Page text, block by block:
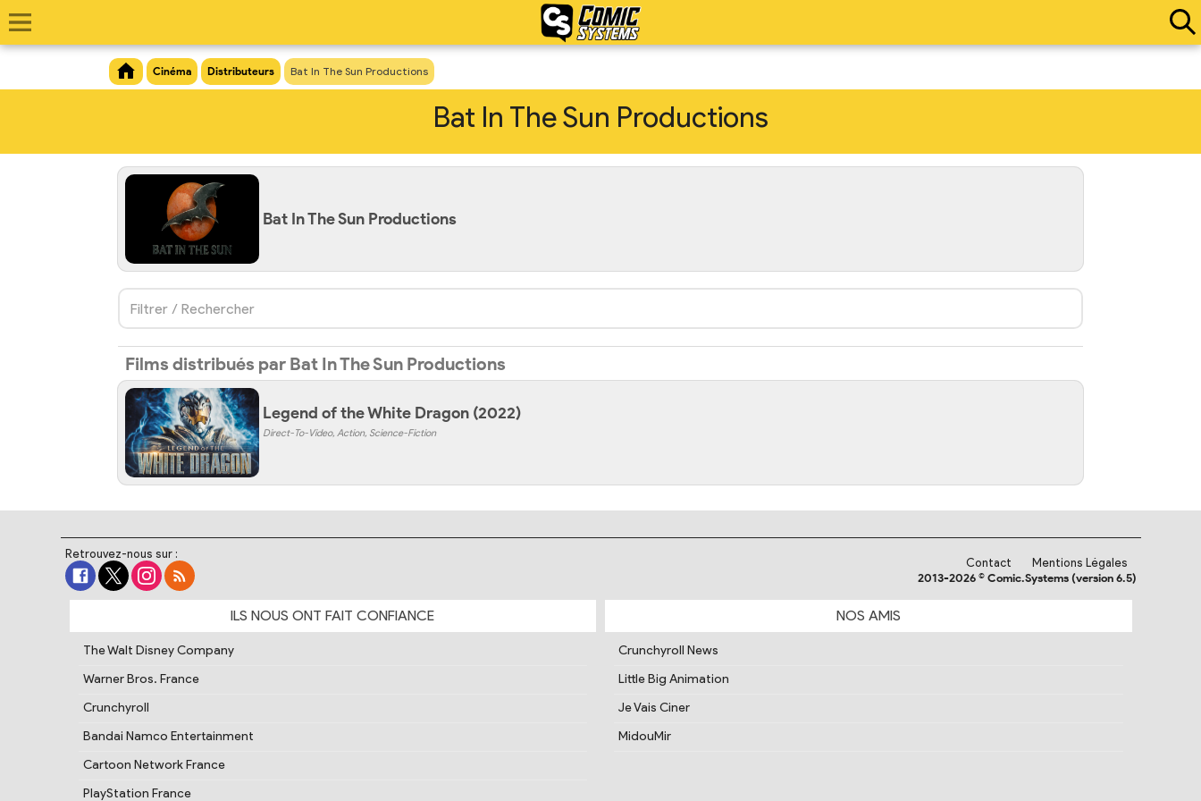
Cinéma Distributeurs Bat In The Sun Productions
Bat In The Sun Productions
Bat In The Sun Productions
Filtrer / Rechercher
Films distribués par Bat In The Sun Productions
Legend of the White Dragon (2022)
Direct-To-Video, Action, Science-Fiction
Retrouvez-nous sur :
Contact
Mentions Légales
2013-2026 © Comic.Systems (version 6.5)
ILS NOUS ONT FAIT CONFIANCE
The Walt Disney Company
Warner Bros. France
Crunchyroll
Bandai Namco Entertainment
Cartoon Network France
PlayStation France
NOS AMIS
Crunchyroll News
Little Big Animation
Je Vais Ciner
MidouMir